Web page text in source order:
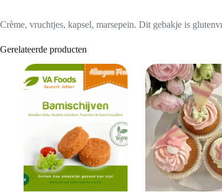
Crème, vruchtjes, kapsel, marsepein. Dit gebakje is
Gerelateerde producten